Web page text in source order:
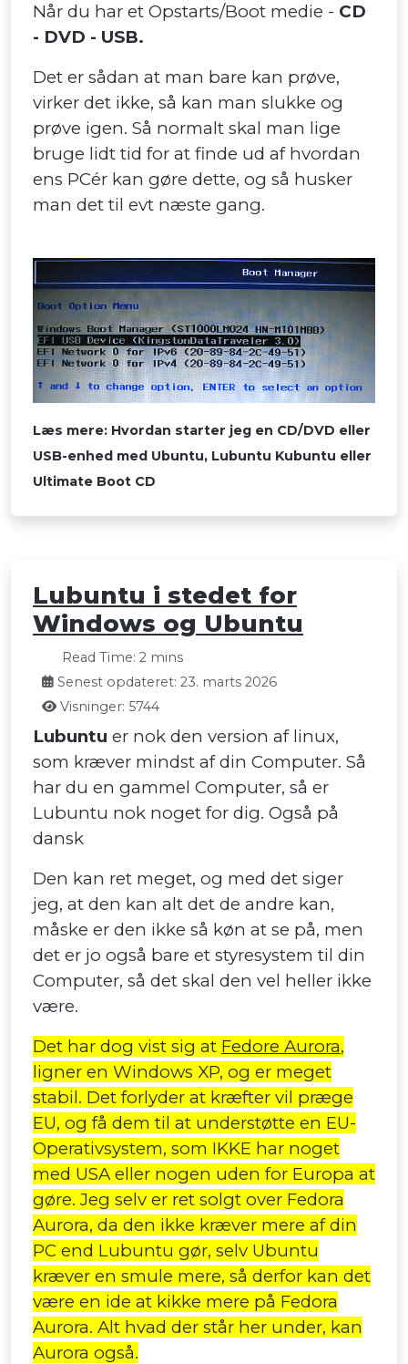
Når du har et Opstarts/Boot medie - CD
- DVD - USB.
Det er sådan at man bare kan prøve,
virker det ikke, så kan man slukke og
prøve igen. Så normalt skal man lige
bruge lidt tid for at finde ud af hvordan
ens PCér kan gøre dette, og så husker
man det til evt næste gang.
Læs mere: Hvordan starter jeg en CD/DVD eller
USB-enhed med Ubuntu, Lubuntu Kubuntu eller
Ultimate Boot CD
Lubuntu i stedet for
Windows og Ubuntu
Read Time: 2 mins
Senest opdateret: 23. marts 2026
Visninger: 5744
Lubuntu er nok den version af linux,
som kræver mindst af din Computer. Så
har du en gammel Computer, så er
Lubuntu nok noget for dig. Også på
dansk
Den kan ret meget, og med det siger
jeg, at den kan alt det de andre kan,
måske er den ikke så køn at se på, men
det er jo også bare et styresystem til din
Computer, så det skal den vel heller ikke
være.
Det har dog vist sig at Fedore Aurora,
ligner en Windows XP, og er meget
stabil. Det forlyder at kræfter vil præge
EU, og få dem til at understøtte en EU-
Operativsystem, som IKKE har noget
med USA eller nogen uden for Europa at
gøre. Jeg selv er ret solgt over Fedora
Aurora, da den ikke kræver mere af din
PC end Lubuntu gør, selv Ubuntu
kræver en smule mere, så derfor kan det
være en ide at kikke mere på Fedora
Aurora. Alt hvad der står her under, kan
Aurora også.